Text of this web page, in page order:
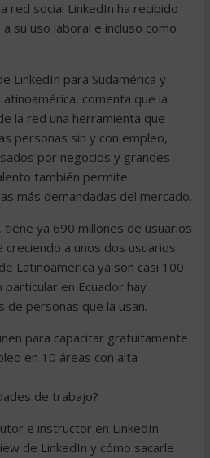
red social LinkedIn ha recibido
su uso laboral e incluso como
LinkedIn para Sudamérica y
comenta que la
la red una herramienta que
personas sin y con empleo,
por negocios y grandes
también permite
más demandadas del mercado.
tiene ya 690 millones de usuarios
a unos dos usuarios
Latinoamérica ya son casi 100
en Ecuador hay
de personas que la usan.
para capacitar gratuitamente
en 10 áreas con alta
de trabajo?
e instructor en LinkedIn
de LinkedIn y cómo sacarle